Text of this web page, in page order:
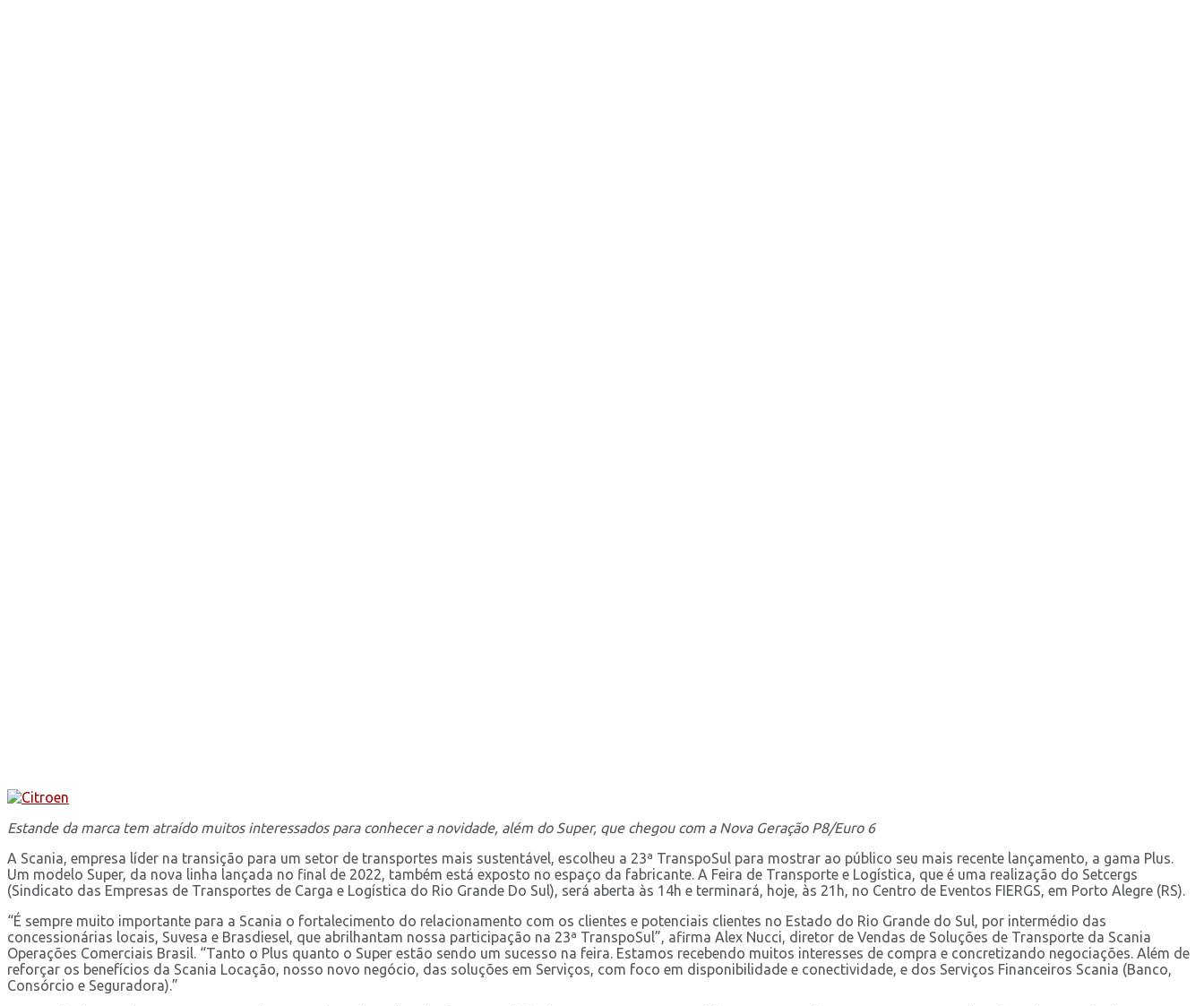
Estande da marca tem atraído muitos interessados para conhecer a novidade, além do Super, que chegou com a Nova Geração P8/Euro 6
A Scania, empresa líder na transição para um setor de transportes mais sustentável, escolheu a 23ª TranspoSul para mostrar ao público seu mais recente lançamento, a gama Plus.
Um modelo Super, da nova linha lançada no final de 2022, também está exposto no espaço da fabricante. A Feira de Transporte e Logística, que é uma realização do Setcergs
(Sindicato das Empresas de Transportes de Carga e Logística do Rio Grande Do Sul), será aberta às 14h e terminará, hoje, às 21h, no Centro de Eventos FIERGS, em Porto Alegre (RS).
“É sempre muito importante para a Scania o fortalecimento do relacionamento com os clientes e potenciais clientes no Estado do Rio Grande do Sul, por intermédio das
concessionárias locais, Suvesa e Brasdiesel, que abrilhantam nossa participação na 23ª TranspoSul”, afirma Alex Nucci, diretor de Vendas de Soluções de Transporte da Scania
Operações Comerciais Brasil. “Tanto o Plus quanto o Super estão sendo um sucesso na feira. Estamos recebendo muitos interesses de compra e concretizando negociações. Além de
reforçar os benefícios da Scania Locação, nosso novo negócio, das soluções em Serviços, com foco em disponibilidade e conectividade, e dos Serviços Financeiros Scania (Banco,
Consórcio e Seguradora).”